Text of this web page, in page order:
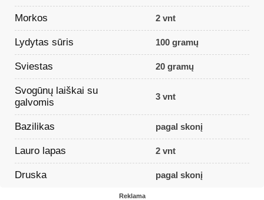
Morkos 2 vnt
Lydytas sūris 100 gramų
Sviestas 20 gramų
Svogūnų laiškai su
galvomis
3 vnt
Bazilikas pagal skonį
Lauro lapas 2 vnt
Druska pagal skonį
Reklama